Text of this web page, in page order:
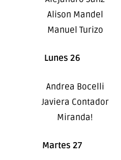
Alison Mandel
Manuel Turizo
Lunes 26
Andrea Bocelli
Javiera Contador
Miranda!
Martes 27